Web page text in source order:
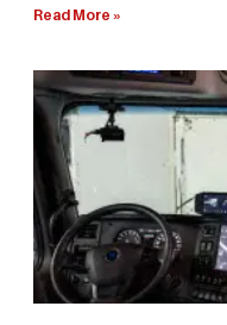
Read More »